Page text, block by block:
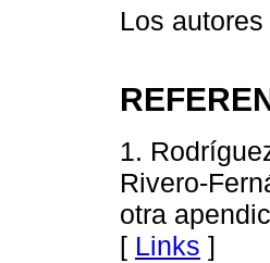
Los
1.
Rivero-
otra
[ Links ]